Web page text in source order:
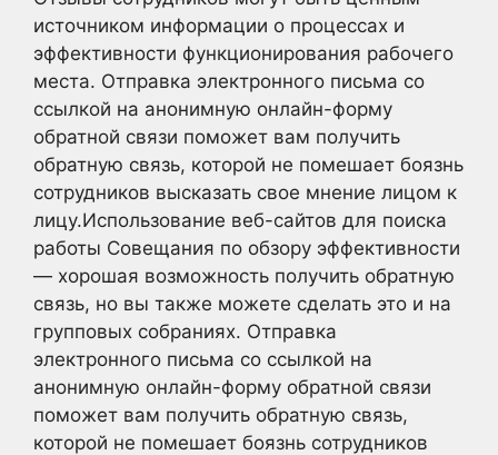
источником информации о процессах и
эффективности функционирования рабочего
места. Отправка электронного письма со
ссылкой на анонимную онлайн-форму
обратной связи поможет вам получить
обратную связь, которой не помешает боязнь
сотрудников высказать свое мнение лицом к
лицу.Использование веб-сайтов для поиска
работы Совещания по обзору эффективности
— хорошая возможность получить обратную
связь, но вы также можете сделать это и на
групповых собраниях. Отправка
электронного письма со ссылкой на
анонимную онлайн-форму обратной связи
поможет вам получить обратную связь,
которой не помешает боязнь сотрудников